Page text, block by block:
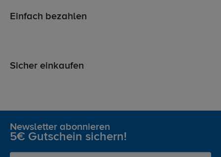
Einfach bezahlen
Sicher einkaufen
Newsletter abonnieren
5€ Gutschein sichern!